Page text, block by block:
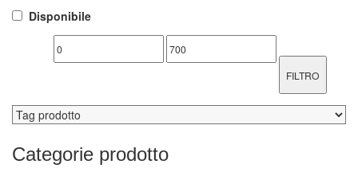
Disponibile
FILTRO
Categorie prodotto